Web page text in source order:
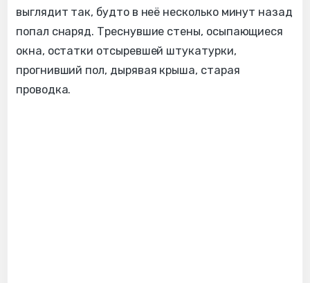
выглядит так, будто в неё несколько минут назад
попал снаряд. Треснувшие стены, осыпающиеся
окна, остатки отсыревшей штукатурки,
прогнивший пол, дырявая крыша, старая
проводка.